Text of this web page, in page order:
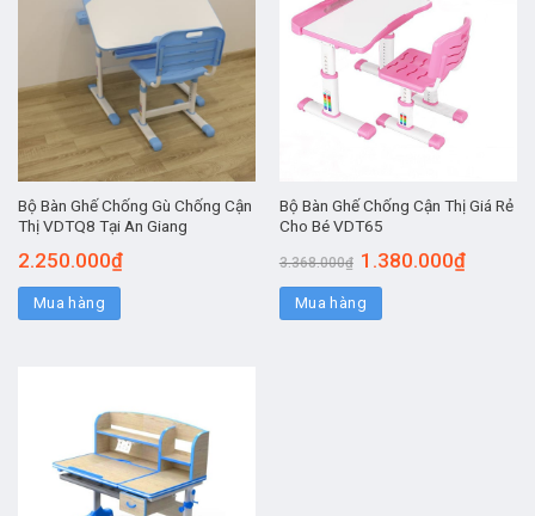
Bộ Bàn Ghế Chống Gù Chống Cận
Thị VDTQ8 Tại An Giang
2.250.000₫
Mua hàng
Bộ Bàn Ghế Chống Cận Thị Giá Rẻ
Cho Bé VDT65
3.368.000₫ 1.380.000₫
Mua hàng